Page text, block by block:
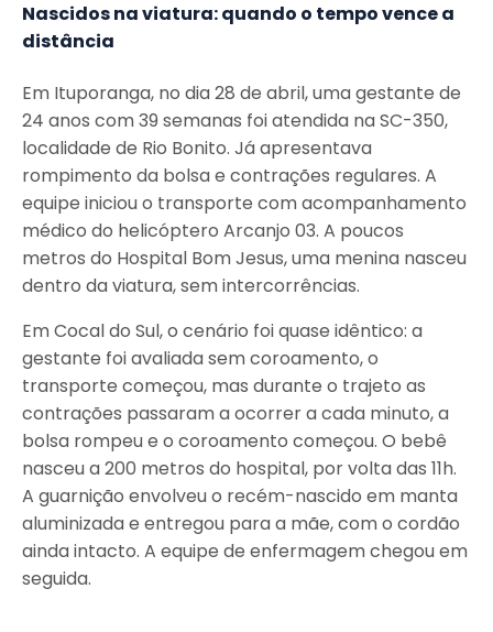
Nascidos na viatura: quando o tempo vence a
distância
Em Ituporanga, no dia 28 de abril, uma gestante de
24 anos com 39 semanas foi atendida na SC-350,
localidade de Rio Bonito. Já apresentava
rompimento da bolsa e contrações regulares. A
equipe iniciou o transporte com acompanhamento
médico do helicóptero Arcanjo 03. A poucos
metros do Hospital Bom Jesus, uma menina nasceu
dentro da viatura, sem intercorrências.
Em Cocal do Sul, o cenário foi quase idêntico: a
gestante foi avaliada sem coroamento, o
transporte começou, mas durante o trajeto as
contrações passaram a ocorrer a cada minuto, a
bolsa rompeu e o coroamento começou. O bebê
nasceu a 200 metros do hospital, por volta das 11h.
A guarnição envolveu o recém-nascido em manta
aluminizada e entregou para a mãe, com o cordão
ainda intacto. A equipe de enfermagem chegou em
seguida.